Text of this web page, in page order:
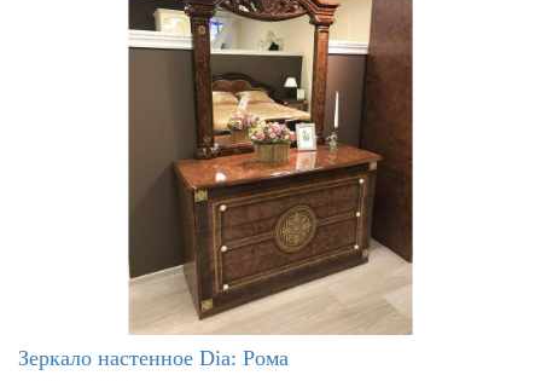
Зеркало настенное Dia: Рома